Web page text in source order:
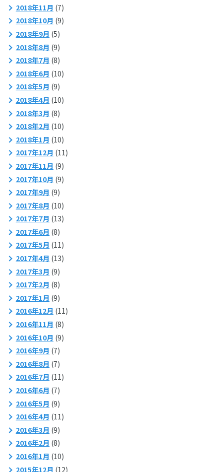
2018年11月 (7)
2018年10月 (9)
2018年9月 (5)
2018年8月 (9)
2018年7月 (8)
2018年6月 (10)
2018年5月 (9)
2018年4月 (10)
2018年3月 (8)
2018年2月 (10)
2018年1月 (10)
2017年12月 (11)
2017年11月 (9)
2017年10月 (9)
2017年9月 (9)
2017年8月 (10)
2017年7月 (13)
2017年6月 (8)
2017年5月 (11)
2017年4月 (13)
2017年3月 (9)
2017年2月 (8)
2017年1月 (9)
2016年12月 (11)
2016年11月 (8)
2016年10月 (9)
2016年9月 (7)
2016年8月 (7)
2016年7月 (11)
2016年6月 (7)
2016年5月 (9)
2016年4月 (11)
2016年3月 (9)
2016年2月 (8)
2016年1月 (10)
2015年12月 (12)